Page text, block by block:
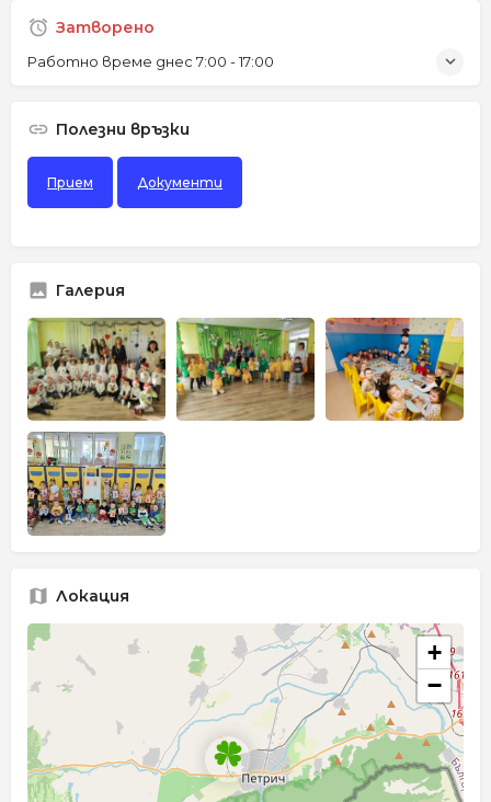
Затворено
Работно време днес 7:00 - 17:00
Полезни връзки
Прием Документи
Галерия
Локация
+
−